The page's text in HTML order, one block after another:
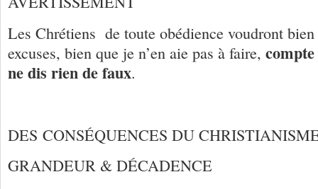
Les Chrétiens de toute obédience voudront bien
excuses, bien que je n’en aie pas à faire,
ne dis rien de faux.
DES CONSÉQUENCES DU
GRANDEUR & DÉCADENCE